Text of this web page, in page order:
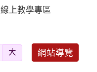
線上教學專區
大 網站導覽